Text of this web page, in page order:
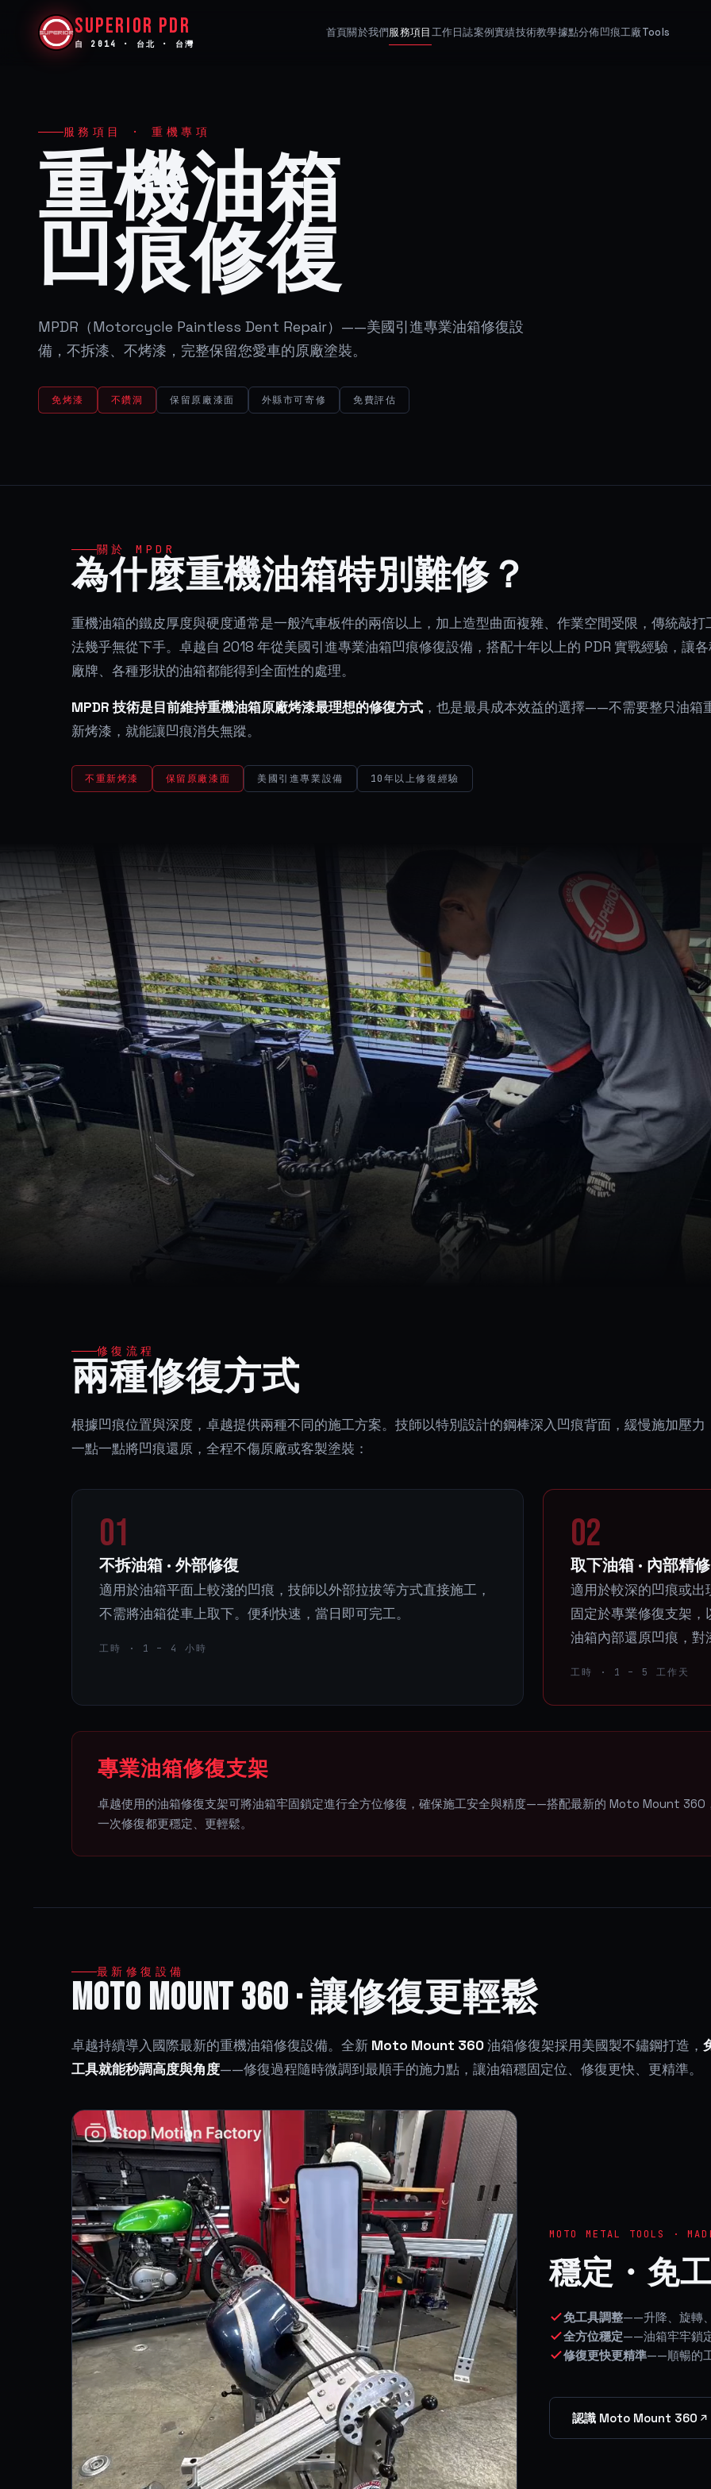
SUPERIOR PDR
自 2014 · 台北 · 台灣
首頁關於我們服務項目工作日誌案例實績技術教學據點分佈凹痕工廠Tools
服務項目 · 重機專項
重機油箱
凹痕修復
MPDR（Motorcycle Paintless Dent Repair）——美國引進專業油箱修復設
備，不拆漆、不烤漆，完整保留您愛車的原廠塗裝。
免烤漆 不鑽洞 保留原廠漆面 外縣市可寄修 免費評估
關於 MPDR
為什麼重機油箱特別難修？
重機油箱的鐵皮厚度與硬度通常是一般汽車板件的兩倍以上，加上造型曲面複雜、作業空間受限，傳統敲打
法幾乎無從下手。卓越自 2018 年從美國引進專業油箱凹痕修復設備，搭配十年以上的 PDR 實戰經驗，讓
廠牌、各種形狀的油箱都能得到全面性的處理。
MPDR 技術是目前維持重機油箱原廠烤漆最理想的修復方式 ，也是最具成本效益的選擇——不需要整只油箱
新烤漆，就能讓凹痕消失無蹤。
不重新烤漆 保留原廠漆面 美國引進專業設備 10年以上修復經驗
修復流程
兩種修復方式
根據凹痕位置與深度，卓越提供兩種不同的施工方案。技師以特別設計的鋼棒深入凹痕背面，緩慢施加壓力
一點一點將凹痕還原，全程不傷原廠或客製塗裝：
01
不拆油箱 · 外部修復
適用於油箱平面上較淺的凹痕，技師以外部拉拔等方式直接施工，
不需將油箱從車上取下。便利快速，當日即可完工。
工時 · 1 – 4 小時
02
取下油箱 · 內部精修
適用於較深的凹痕或
固定於專業修復支架
油箱內部還原凹痕，對
工時 · 1 – 5 工作天
專業油箱修復支架
卓越使用的油箱修復支架可將油箱牢固鎖定進行全方位修復，確保施工安全與精度——搭配最新的 Moto Mount 360
一次修復都更穩定、更輕鬆。
最新修復設備
Moto Mount 360 · 讓修復更輕鬆
卓越持續導入國際最新的重機油箱修復設備。全新 Moto Mount 360油箱修復架採用美國製不鏽鋼打造，
工具就能秒調高度與角度——修復過程隨時微調到最順手的施力點，讓油箱穩固定位、修復更快、更精準。
MOTO METAL TOOLS ·
穩定・免
免工具調整——升降、旋轉
全方位穩定——油箱牢牢鎖
修復更快更精準——順暢的
認識 Moto Mount 360